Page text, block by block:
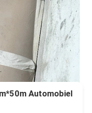
Automobiel